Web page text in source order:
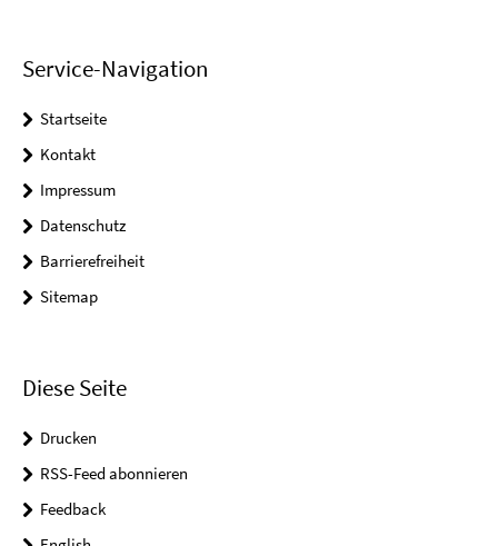
Service-Navigation
Startseite
Kontakt
Impressum
Datenschutz
Barrierefreiheit
Sitemap
Diese Seite
Drucken
RSS-Feed abonnieren
Feedback